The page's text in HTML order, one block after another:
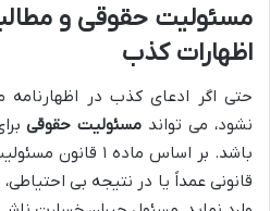
مسئولیت حقوقی و
اظهارات کذب
حتی اگر ادعای کذب در
نشود، می تواند مسئولیت حقوقی
باشد. بر اساس
قانونی عمداً یا در نتیجه بی